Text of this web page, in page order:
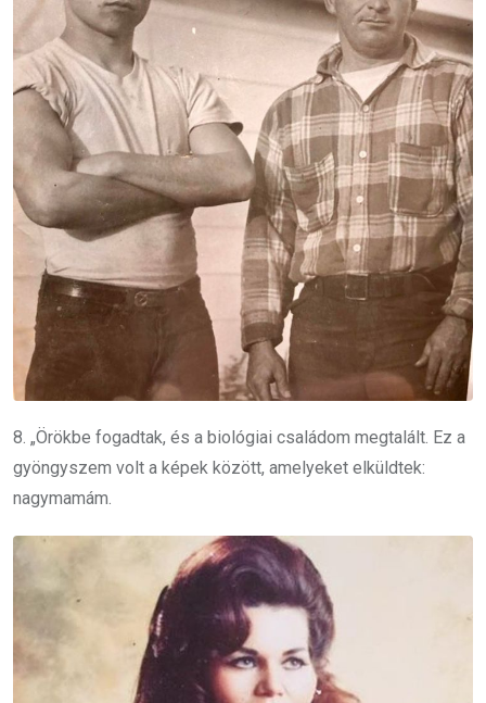
8. „Örökbe fogadtak, és a biológiai családom megtalált. Ez a
gyöngyszem volt a képek között, amelyeket elküldtek:
nagymamám.